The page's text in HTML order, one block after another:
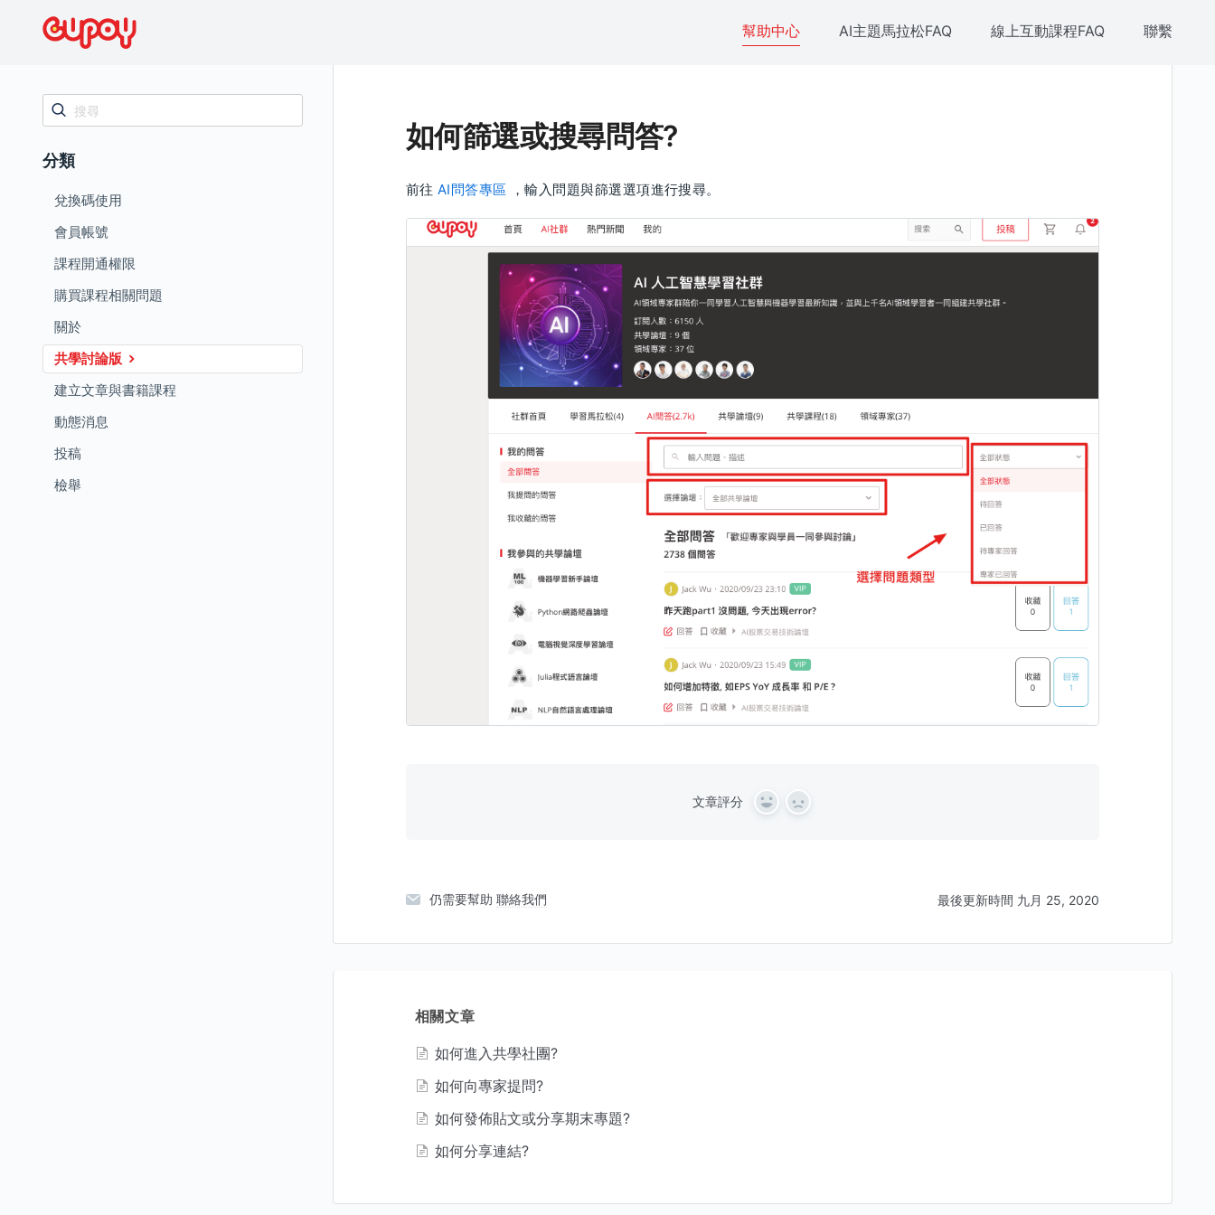
幫助中心 AI主題馬拉松FAQ 線上互動課程FAQ 聯繫
如何篩選或搜尋問答?
前往 AI問答專區 ，輸入問題與篩選選項進行搜尋。
文章評分
Y
N
仍需要幫助 聯絡我們 最後更新時間 九月 25, 2020
相關文章
如何進入共學社團?
如何向專家提問?
如何發佈貼文或分享期末專題?
如何分享連結?
分類
兌換碼使用
會員帳號
課程開通權限
購買課程相關問題
關於
共學討論版
建立文章與書籍課程
動態消息
投稿
檢舉